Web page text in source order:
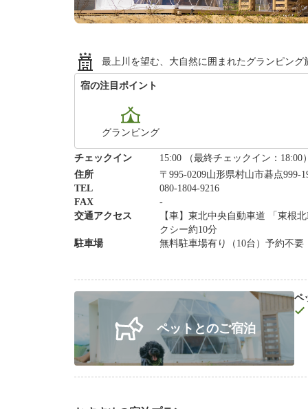
最上川を望む、大自然に囲まれたグランピン
宿の注目ポイント
グランピング
チェックイン 15:00 （最終チェックイン：18:00）
住所
〒995-0209山形県村山市碁点999-
TEL
080-1804-9216
FAX
-
交通アクセス
【車】東北中央自動車道 「東根
クシー約10分
駐車場
無料駐車場有り（10台）予約不要
ペットとのご宿泊
ペ